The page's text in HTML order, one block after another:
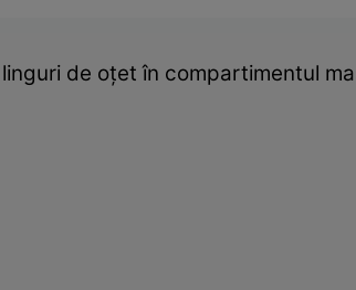
de oţet în compartimentul